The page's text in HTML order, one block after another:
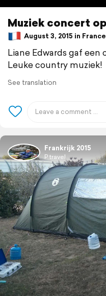
Muziek concert
August 3, 2015 in France
Liane Edwards gaf
Leuke country muziek!
See translation
Frankrijk 2015
P travel